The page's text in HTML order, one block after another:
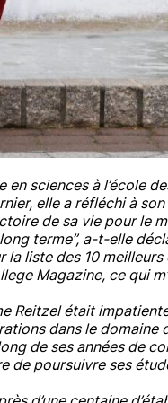
sciences à l’école
elle a réfléchi à
de sa vie pour le
terme”, a-t-elle
la liste des 10
Magazine, ce qui
Reitzel était
dans le domaine
de ses années de
poursuivre ses